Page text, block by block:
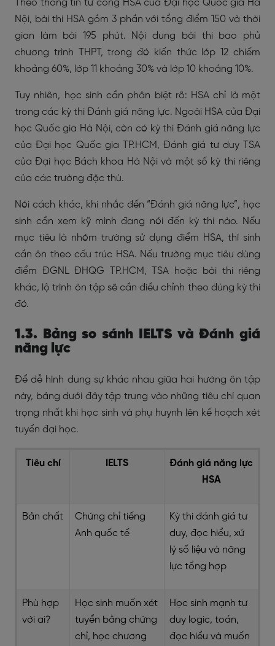
Theo thông tin từ cổng HSA của Đại học Quốc gia Hà
Nội, bài thi HSA gồm 3 phần với tổng điểm 150 và thời
gian làm bài 195 phút. Nội dung bài thi bao phủ
chương trình THPT, trong đó kiến thức lớp 12 chiếm
khoảng 60%, lớp 11 khoảng 30% và lớp 10 khoảng 10%.
Tuy nhiên, học sinh cần phân biệt rõ: HSA chỉ là một
trong các kỳ thi Đánh giá năng lực. Ngoài HSA của Đại
học Quốc gia Hà Nội, còn có kỳ thi Đánh giá năng lực
của Đại học Quốc gia TP.HCM, Đánh giá tư duy TSA
của Đại học Bách khoa Hà Nội và một số kỳ thi riêng
của các trường đặc thù.
Nói cách khác, khi nhắc đến “Đánh giá năng lực”, học
sinh cần xem kỹ mình đang nói đến kỳ thi nào. Nếu
mục tiêu là nhóm trường sử dụng điểm HSA, thí sinh
cần ôn theo cấu trúc HSA. Nếu trường mục tiêu dùng
điểm ĐGNL ĐHQG TP.HCM, TSA hoặc bài thi riêng
khác, lộ trình ôn tập sẽ cần điều chỉnh theo đúng kỳ thi
đó.
1.3. Bảng so sánh IELTS và Đánh giá
năng lực
Để dễ hình dung sự khác nhau giữa hai hướng ôn tập
này, bảng dưới đây tập trung vào những tiêu chí quan
trọng nhất khi học sinh và phụ huynh lên kế hoạch xét
tuyển đại học.
Tiêu chí IELTS
Đánh giá năng lực
HSA
Bản chất
Chứng chỉ tiếng
Anh quốc tế
Kỳ thi đánh giá tư
duy, đọc hiểu, xử
lý số liệu và năng
lực tổng hợp
Phù hợp
với ai?
Học sinh muốn xét
tuyển bằng chứng
chỉ, học chương
Học sinh mạnh tư
duy logic, toán,
đọc hiểu và muốn